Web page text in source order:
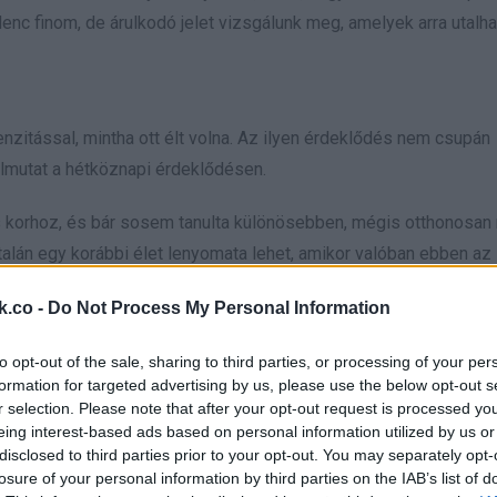
- Do Not Process My Personal Information
opt-out of the sale, sharing to third parties, or processing of your
for targeted advertising by us, please use the below opt-out
selection. Please note that after your opt-out request is processed
interest-based ads based on personal information utilized by us
to third parties prior to your opt-out. You may separately
of your personal information by third parties on the IAB’s list of
finom, de árulkodó jelet vizsgálunk meg, amelyek arra
mintha ott élt volna. Az ilyen érdeklődés nem csupán
a hétköznapi érdeklődésen.
és bár sosem tanulta különösebben, mégis otthonosan
egy korábbi élet lenyomata lehet, amikor valóban ebben az
kivételes empátiával és megértéssel mások
természetes hajlam.
tegyük, hiszen ezek az emberek képesek átlátni a felszínen
jelenléte felér egy lelki gyógyírrel, amely a mindennapok